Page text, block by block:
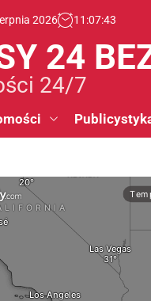
2026 11 :07:44
24
24/7